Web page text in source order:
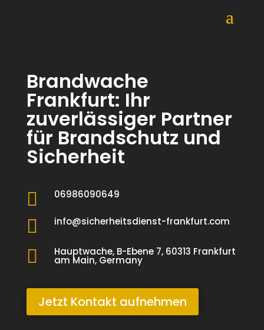
Brandwache
Frankfurt: Ihr
zuverlässiger Partner
für Brandschutz und
Sicherheit
 06986090649
 info@sicherheitsdienst-frankfurt.com
 Hauptwache, B-Ebene 7, 60313 Frankfurt
am Main, Germany
Jetzt Kontakt aufnehmen